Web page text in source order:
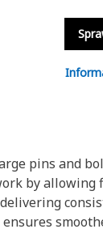
pins and
by